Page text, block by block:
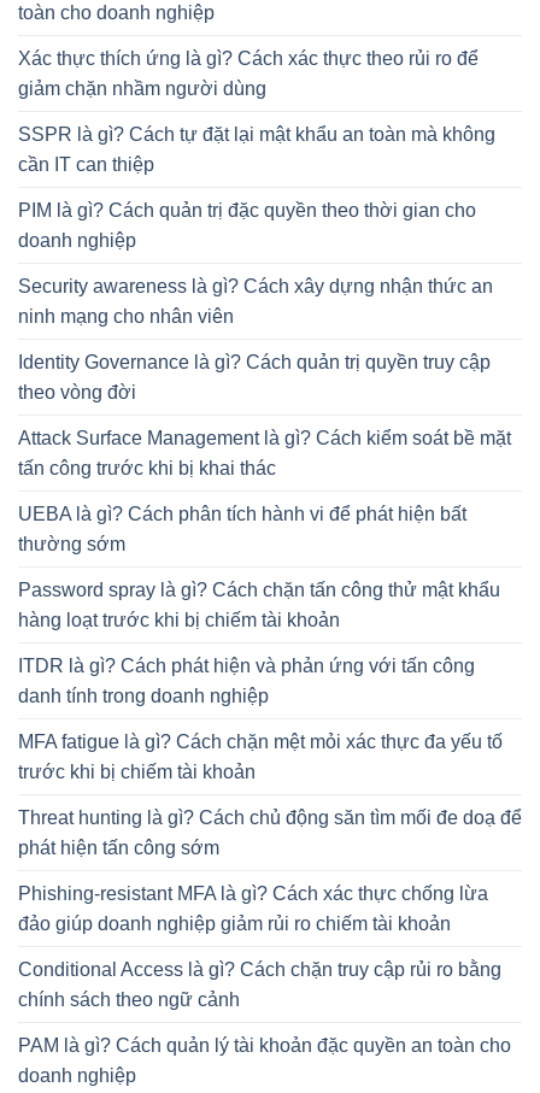
toàn cho doanh nghiệp
Xác thực thích ứng là gì? Cách xác thực theo rủi ro để
giảm chặn nhầm người dùng
SSPR là gì? Cách tự đặt lại mật khẩu an toàn mà không
cần IT can thiệp
PIM là gì? Cách quản trị đặc quyền theo thời gian cho
doanh nghiệp
Security awareness là gì? Cách xây dựng nhận thức an
ninh mạng cho nhân viên
Identity Governance là gì? Cách quản trị quyền truy cập
theo vòng đời
Attack Surface Management là gì? Cách kiểm soát bề mặt
tấn công trước khi bị khai thác
UEBA là gì? Cách phân tích hành vi để phát hiện bất
thường sớm
Password spray là gì? Cách chặn tấn công thử mật khẩu
hàng loạt trước khi bị chiếm tài khoản
ITDR là gì? Cách phát hiện và phản ứng với tấn công
danh tính trong doanh nghiệp
MFA fatigue là gì? Cách chặn mệt mỏi xác thực đa yếu tố
trước khi bị chiếm tài khoản
Threat hunting là gì? Cách chủ động săn tìm mối đe doạ để
phát hiện tấn công sớm
Phishing-resistant MFA là gì? Cách xác thực chống lừa
đảo giúp doanh nghiệp giảm rủi ro chiếm tài khoản
Conditional Access là gì? Cách chặn truy cập rủi ro bằng
chính sách theo ngữ cảnh
PAM là gì? Cách quản lý tài khoản đặc quyền an toàn cho
doanh nghiệp